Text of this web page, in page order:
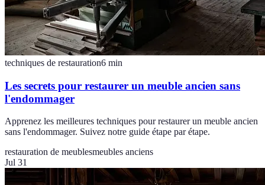
techniques de restauration6 min
Les secrets pour restaurer un meuble ancien sans
l'endommager
Apprenez les meilleures techniques pour restaurer un meuble ancien
sans l'endommager. Suivez notre guide étape par étape.
restauration de meublesmeubles anciens
Jul 31